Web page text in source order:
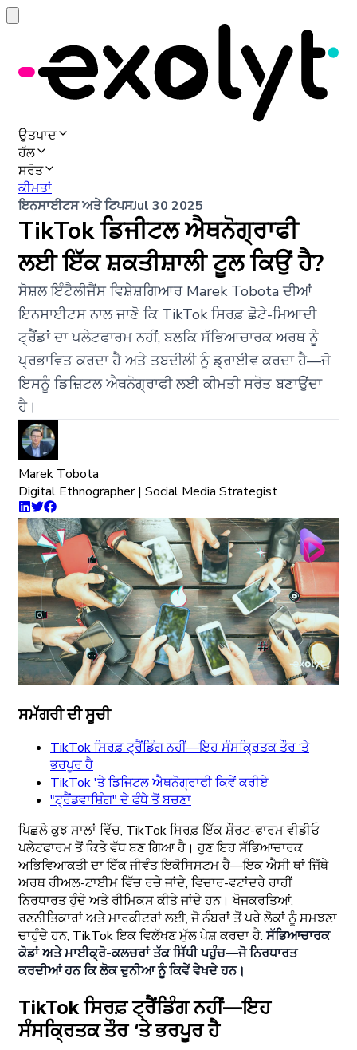
ਉਤਪਾਦ
ਹੱਲ
ਸਰੋਤ
ਕੀਮਤਾਂ
ਇਨਸਾਈਟਸ ਅਤੇ ਟਿਪਸJul 30 2025
TikTok ਡਿਜੀਟਲ ਐਥਨੋਗ੍ਰਾਫੀ
ਲਈ ਇੱਕ ਸ਼ਕਤੀਸ਼ਾਲੀ ਟੂਲ ਕਿਉਂ ਹੈ?
ਸੋਸ਼ਲ ਇੰਟੈਲੀਜੈਂਸ ਵਿਸ਼ੇਸ਼ਗਿਆਰ Marek Tobota ਦੀਆਂ
ਇਨਸਾਈਟਸ ਨਾਲ ਜਾਣੋ ਕਿ TikTok ਸਿਰਫ਼ ਛੋਟੇ-ਮਿਆਦੀ
ਟ੍ਰੈਂਡਾਂ ਦਾ ਪਲੇਟਫਾਰਮ ਨਹੀਂ, ਬਲਕਿ ਸੱਭਿਆਚਾਰਕ ਅਰਥ ਨੂੰ
ਪ੍ਰਭਾਵਿਤ ਕਰਦਾ ਹੈ ਅਤੇ ਤਬਦੀਲੀ ਨੂੰ ਡ੍ਰਾਈਵ ਕਰਦਾ ਹੈ—ਜੋ
ਇਸਨੂੰ ਡਿਜ਼ਿਟਲ ਐਥਨੋਗ੍ਰਾਫੀ ਲਈ ਕੀਮਤੀ ਸਰੋਤ ਬਣਾਉਂਦਾ
ਹੈ।
Marek Tobota
Digital Ethnographer | Social Media Strategist
ਸਮੱਗਰੀ ਦੀ ਸੂਚੀ
TikTok ਸਿਰਫ਼ ਟ੍ਰੈਂਡਿੰਗ ਨਹੀਂ—ਇਹ ਸੰਸਕ੍ਰਿਤਕ ਤੌਰ ‘ਤੇ
ਭਰਪੂਰ ਹੈ
TikTok 'ਤੇ ਡਿਜਿਟਲ ਐਥਨੋਗ੍ਰਾਫੀ ਕਿਵੇਂ ਕਰੀਏ
"ਟ੍ਰੈਂਡਵਾਸ਼ਿੰਗ" ਦੇ ਫੰਧੇ ਤੋਂ ਬਚਣਾ
ਪਿਛਲੇ ਕੁਝ ਸਾਲਾਂ ਵਿੱਚ, TikTok ਸਿਰਫ਼ ਇੱਕ ਸ਼ੌਰਟ-ਫਾਰਮ ਵੀਡੀਓ
ਪਲੇਟਫਾਰਮ ਤੋਂ ਕਿਤੇ ਵੱਧ ਬਣ ਗਿਆ ਹੈ। ਹੁਣ ਇਹ ਸੱਭਿਆਚਾਰਕ
ਅਭਿਵਿਆਕਤੀ ਦਾ ਇੱਕ ਜੀਵੰਤ ਇਕੋਸਿਸਟਮ ਹੈ—ਇਕ ਐਸੀ ਥਾਂ ਜਿੱਥੇ
ਅਰਥ ਰੀਅਲ-ਟਾਈਮ ਵਿੱਚ ਰਚੇ ਜਾਂਦੇ, ਵਿਚਾਰ-ਵਟਾਂਦਰੇ ਰਾਹੀਂ
ਨਿਰਧਾਰਤ ਹੁੰਦੇ ਅਤੇ ਰੀਮਿਕਸ ਕੀਤੇ ਜਾਂਦੇ ਹਨ। ਖੋਜਕਰਤਿਆਂ,
ਰਣਨੀਤਿਕਾਰਾਂ ਅਤੇ ਮਾਰਕੀਟਰਾਂ ਲਈ, ਜੋ ਨੰਬਰਾਂ ਤੋਂ ਪਰੇ ਲੋਕਾਂ ਨੂੰ ਸਮਝਣਾ
ਚਾਹੁੰਦੇ ਹਨ, TikTok ਇਕ ਵਿਲੱਖਣ ਮੁੱਲ ਪੇਸ਼ ਕਰਦਾ ਹੈ:ਸੱਭਿਆਚਾਰਕ
ਕੋਡਾਂ ਅਤੇ ਮਾਈਕ੍ਰੋ-ਕਲਚਰਾਂ ਤੱਕ ਸਿੱਧੀ ਪਹੁੰਚ—ਜੋ ਨਿਰਧਾਰਤ
ਕਰਦੀਆਂ ਹਨ ਕਿ ਲੋਕ ਦੁਨੀਆ ਨੂੰ ਕਿਵੇਂ ਵੇਖਦੇ ਹਨ।
TikTok ਸਿਰਫ਼ ਟ੍ਰੈਂਡਿੰਗ ਨਹੀਂ—ਇਹ
ਸੰਸਕ੍ਰਿਤਕ ਤੌਰ ‘ਤੇ ਭਰਪੂਰ ਹੈ